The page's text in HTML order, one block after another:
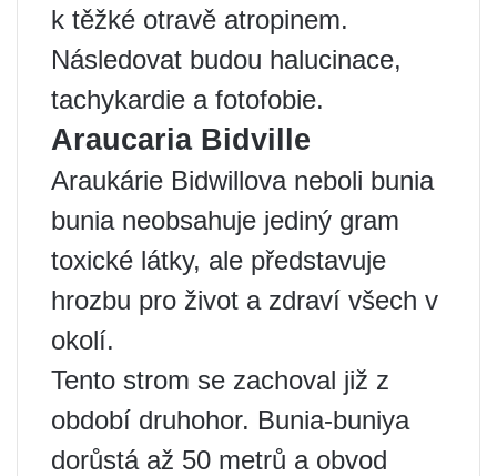
k těžké otravě atropinem.
Následovat budou halucinace,
tachykardie a fotofobie.
Araucaria Bidville
Araukárie Bidwillova neboli bunia
bunia neobsahuje jediný gram
toxické látky, ale představuje
hrozbu pro život a zdraví všech v
okolí.
Tento strom se zachoval již z
období druhohor. Bunia-buniya
dorůstá až 50 metrů a obvod